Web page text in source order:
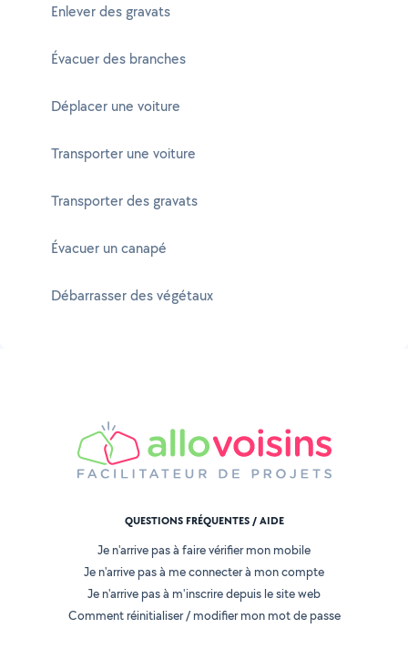
Enlever des gravats
Évacuer des branches
Déplacer une voiture
Transporter une voiture
Transporter des gravats
Évacuer un canapé
Débarrasser des végétaux
QUESTIONS FRÉQUENTES / AIDE
Je n'arrive pas à faire vérifier mon mobile
Je n'arrive pas à me connecter à mon compte
Je n'arrive pas à m'inscrire depuis le site web
Comment réinitialiser / modifier mon mot de passe